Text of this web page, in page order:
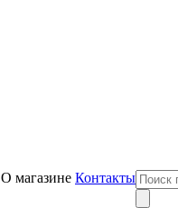
О магазине Контакты